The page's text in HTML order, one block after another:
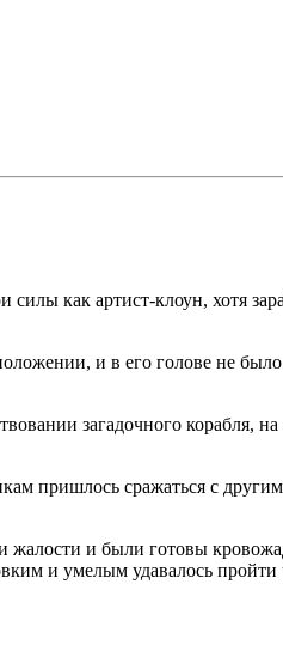
как артист-клоун, хотя
и в его голове не
загадочного корабля,
пришлось сражаться с
жалости и были готовы
и умелым удавалось пройти